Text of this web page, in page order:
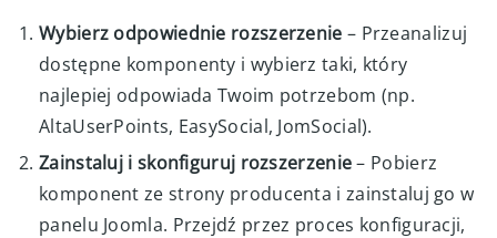
Wybierz odpowiednie rozszerzenie – Przeanalizuj
dostępne komponenty i wybierz taki, który
najlepiej odpowiada Twoim potrzebom (np.
AltaUserPoints, EasySocial, JomSocial).
Zainstaluj i skonfiguruj rozszerzenie– Pobierz
komponent ze strony producenta i zainstaluj go w
panelu Joomla. Przejdź przez proces konfiguracji,